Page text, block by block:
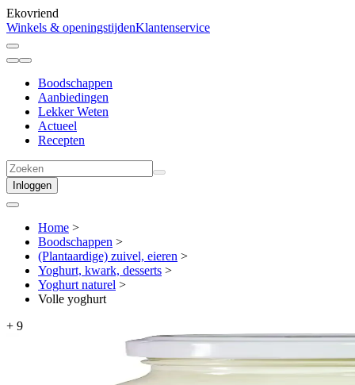
Ekovriend
Winkels & openingstijdenKlantenservice
Boodschappen
Aanbiedingen
Lekker Weten
Actueel
Recepten
Inloggen
Home >
Boodschappen >
(Plantaardige) zuivel, eieren >
Yoghurt, kwark, desserts >
Yoghurt naturel >
Volle yoghurt
+ 9